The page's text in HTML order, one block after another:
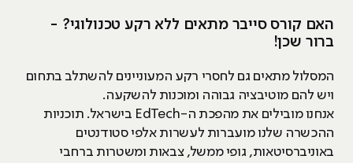
האם קורס סייבר מתאים ללא רקע טכנולוגי? -
ברור שכן!
המסלול מתאים גם לחסרי רקע המעוניינים להשתלב בתחום
ויש להם מוטיבציה גבוהה ומוכנות להשקעה.
אנחנו מובילים את מהפכת ה-EdTech בישראל. תוכניות
ההכשרה שלנו מועברות לעשרות אלפי סטודנטים
באוניברסיטאות, גופי ממשל, צבאות ומשטרות ברחבי